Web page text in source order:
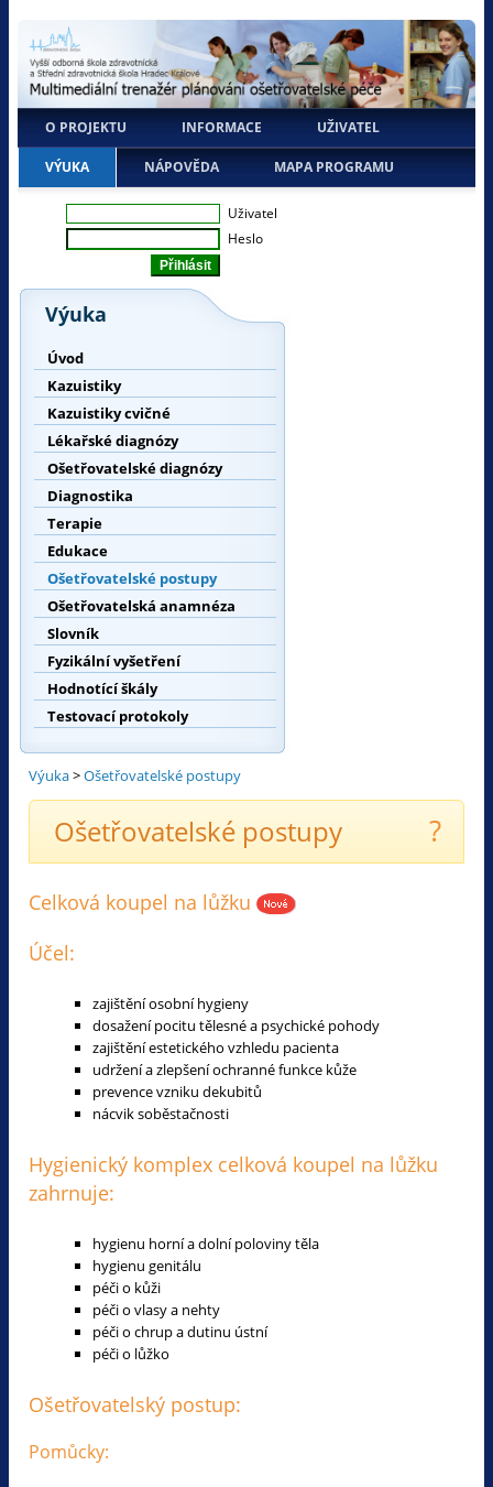
O PROJEKTU INFORMACE UŽIVATEL
VÝUKA NÁPOVĚDA MAPA PROGRAMU
Uživatel
Heslo
Výuka
Úvod
Kazuistiky
Kazuistiky cvičné
Lékařské diagnózy
Ošetřovatelské diagnózy
Diagnostika
Terapie
Edukace
Ošetřovatelské postupy
Ošetřovatelská anamnéza
Slovník
Fyzikální vyšetření
Hodnotící škály
Testovací protokoly
Výuka>Ošetřovatelské postupy
Ošetřovatelské postupy ?
Celková koupel na lůžku
Účel:
zajištění osobní hygieny
dosažení pocitu tělesné a psychické pohody
zajištění estetického vzhledu pacienta
udržení a zlepšení ochranné funkce kůže
prevence vzniku dekubitů
nácvik soběstačnosti
Hygienický komplex celková koupel na lůžku
zahrnuje:
hygienu horní a dolní poloviny těla
hygienu genitálu
péči o kůži
péči o vlasy a nehty
péči o chrup a dutinu ústní
péči o lůžko
Ošetřovatelský postup:
Pomůcky: